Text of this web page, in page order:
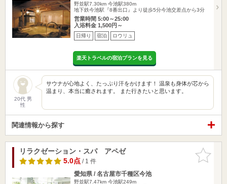
野並駅7.30km 今池駅380m
地下鉄今池駅『8番出口』より徒歩5分今池交差点から3分
営業時間 5:00～25:00
入浴料金 1,500円～
日帰り 宿泊 ロウリュ
楽天トラベルの宿泊プランを見る
20代 男
性
サウナが心地よく、たっぷり汗をかけます！ 温泉も身体が芯から
温まり、本当に癒されます。 また行きたいと思います。
関連情報から探す
お気に入
りに追加
リラクゼーション・スパ アペゼ
5.0点/ 1 件
愛知県 / 名古屋市千種区今池
野並駅7.47km 今池駅249m